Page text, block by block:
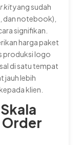
kityang sudah
dan notebook),
signifikan.
harga paket
produksi logo
di satu tempat
jauh lebih
klien.
Order